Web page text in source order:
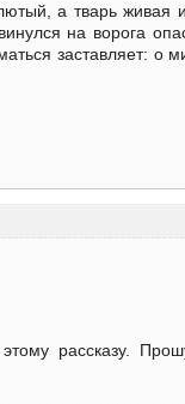
а тварь живая
на ворога
заставляет: о
рассказу.